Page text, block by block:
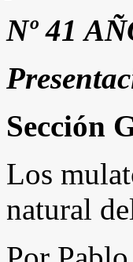
Nº 41
Sección
Los
natural